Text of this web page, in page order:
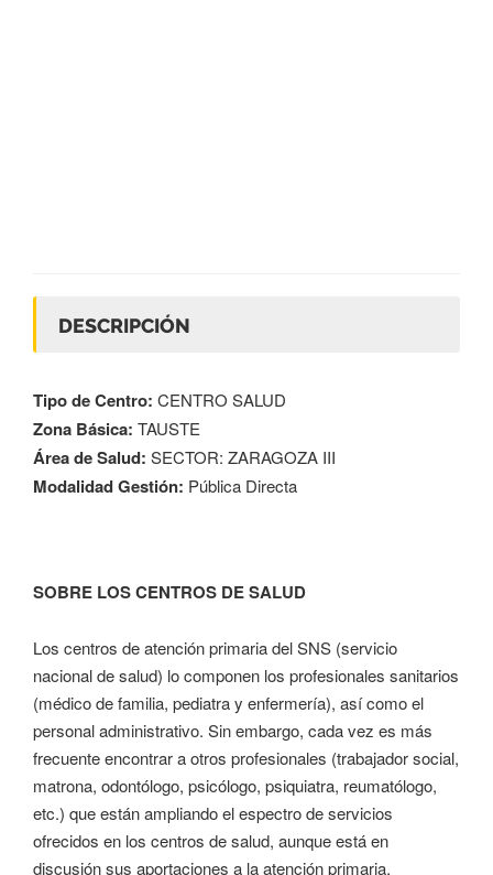
DESCRIPCIÓN
Tipo de Centro: CENTRO SALUD
Zona Básica: TAUSTE
Área de Salud: SECTOR: ZARAGOZA III
Modalidad Gestión: Pública Directa
SOBRE LOS CENTROS DE SALUD
Los centros de atención primaria del SNS (servicio
nacional de salud) lo componen los profesionales sanitarios
(médico de familia, pediatra y enfermería), así como el
personal administrativo. Sin embargo, cada vez es más
frecuente encontrar a otros profesionales (trabajador social,
matrona, odontólogo, psicólogo, psiquiatra, reumatólogo,
etc.) que están ampliando el espectro de servicios
ofrecidos en los centros de salud, aunque está en
discusión sus aportaciones a la atención primaria.